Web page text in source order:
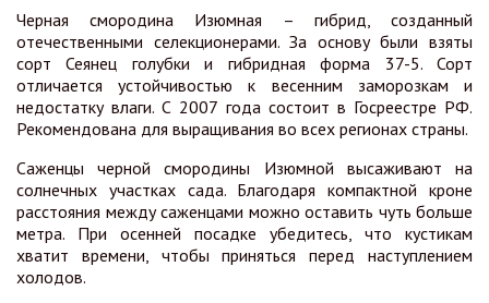
Черная смородина Изюмная – гибрид, созданный
отечественными селекционерами. За основу были взяты
сорт Сеянец голубки и гибридная форма 37-5. Сорт
отличается устойчивостью к весенним заморозкам и
недостатку влаги. С 2007 года состоит в Госреестре РФ.
Рекомендована для выращивания во всех регионах страны.
Саженцы черной смородины Изюмной высаживают на
солнечных участках сада. Благодаря компактной кроне
расстояния между саженцами можно оставить чуть больше
метра. При осенней посадке убедитесь, что кустикам
хватит времени, чтобы приняться перед наступлением
холодов.